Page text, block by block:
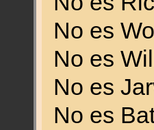
No es
No es
No es
No es